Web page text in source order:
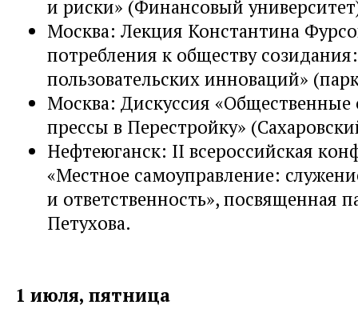
и риски» (Финансовый
Москва: Лекция Константина
потребления к обществу
пользовательских инноваций»
Москва: Дискуссия «Общественные
прессы в Перестройку»
Нефтеюганск: II всероссийская
«Местное самоуправление:
и ответственность», посвященная
Петухова.
1 июля, пятница